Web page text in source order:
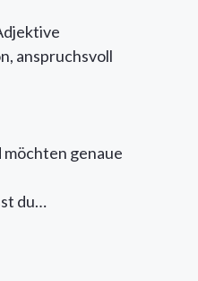
anspruchsvoll
möchten genaue
du…